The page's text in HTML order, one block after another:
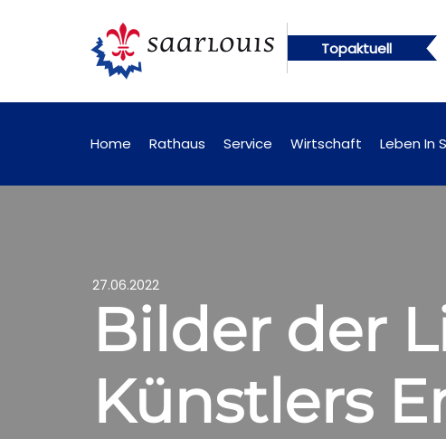
Topaktuell
künftig online abrufbar Öffentliche
Home Rathaus Service Wirtschaft Leben In
27.06.2022
Bilder der
Künstlers